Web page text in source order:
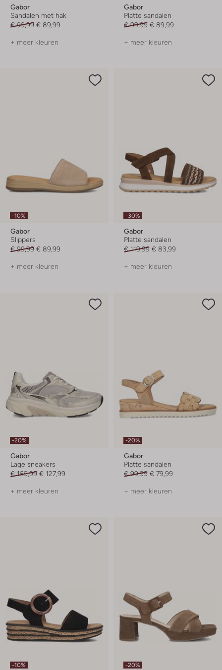
Gabor
Sandalen met hak
€ 99,99 € 89,99
+ meer kleuren
Gabor
Platte sandalen
€ 99,99 € 89,99
+ meer kleuren
-10%
Gabor
Slippers
€ 99,99 € 89,99
+ meer kleuren
-30%
Gabor
Platte sandalen
€ 119,99 € 83,99
+ meer kleuren
-20%
Gabor
Lage sneakers
€ 159,99 € 127,99
+ meer kleuren
-20%
Gabor
Platte sandalen
€ 99,99 € 79,99
+ meer kleuren
-10% -20%